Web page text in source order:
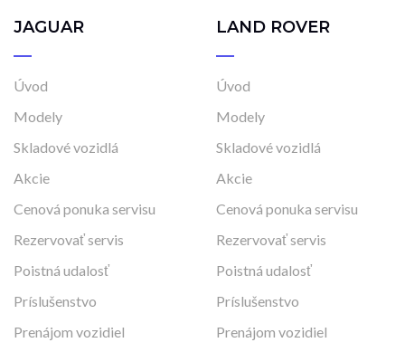
JAGUAR
Úvod
Modely
Skladové vozidlá
Akcie
Cenová ponuka servisu
Rezervovať servis
Poistná udalosť
Príslušenstvo
Prenájom vozidiel
LAND ROVER
Úvod
Modely
Skladové vozidlá
Akcie
Cenová ponuka servisu
Rezervovať servis
Poistná udalosť
Príslušenstvo
Prenájom vozidiel